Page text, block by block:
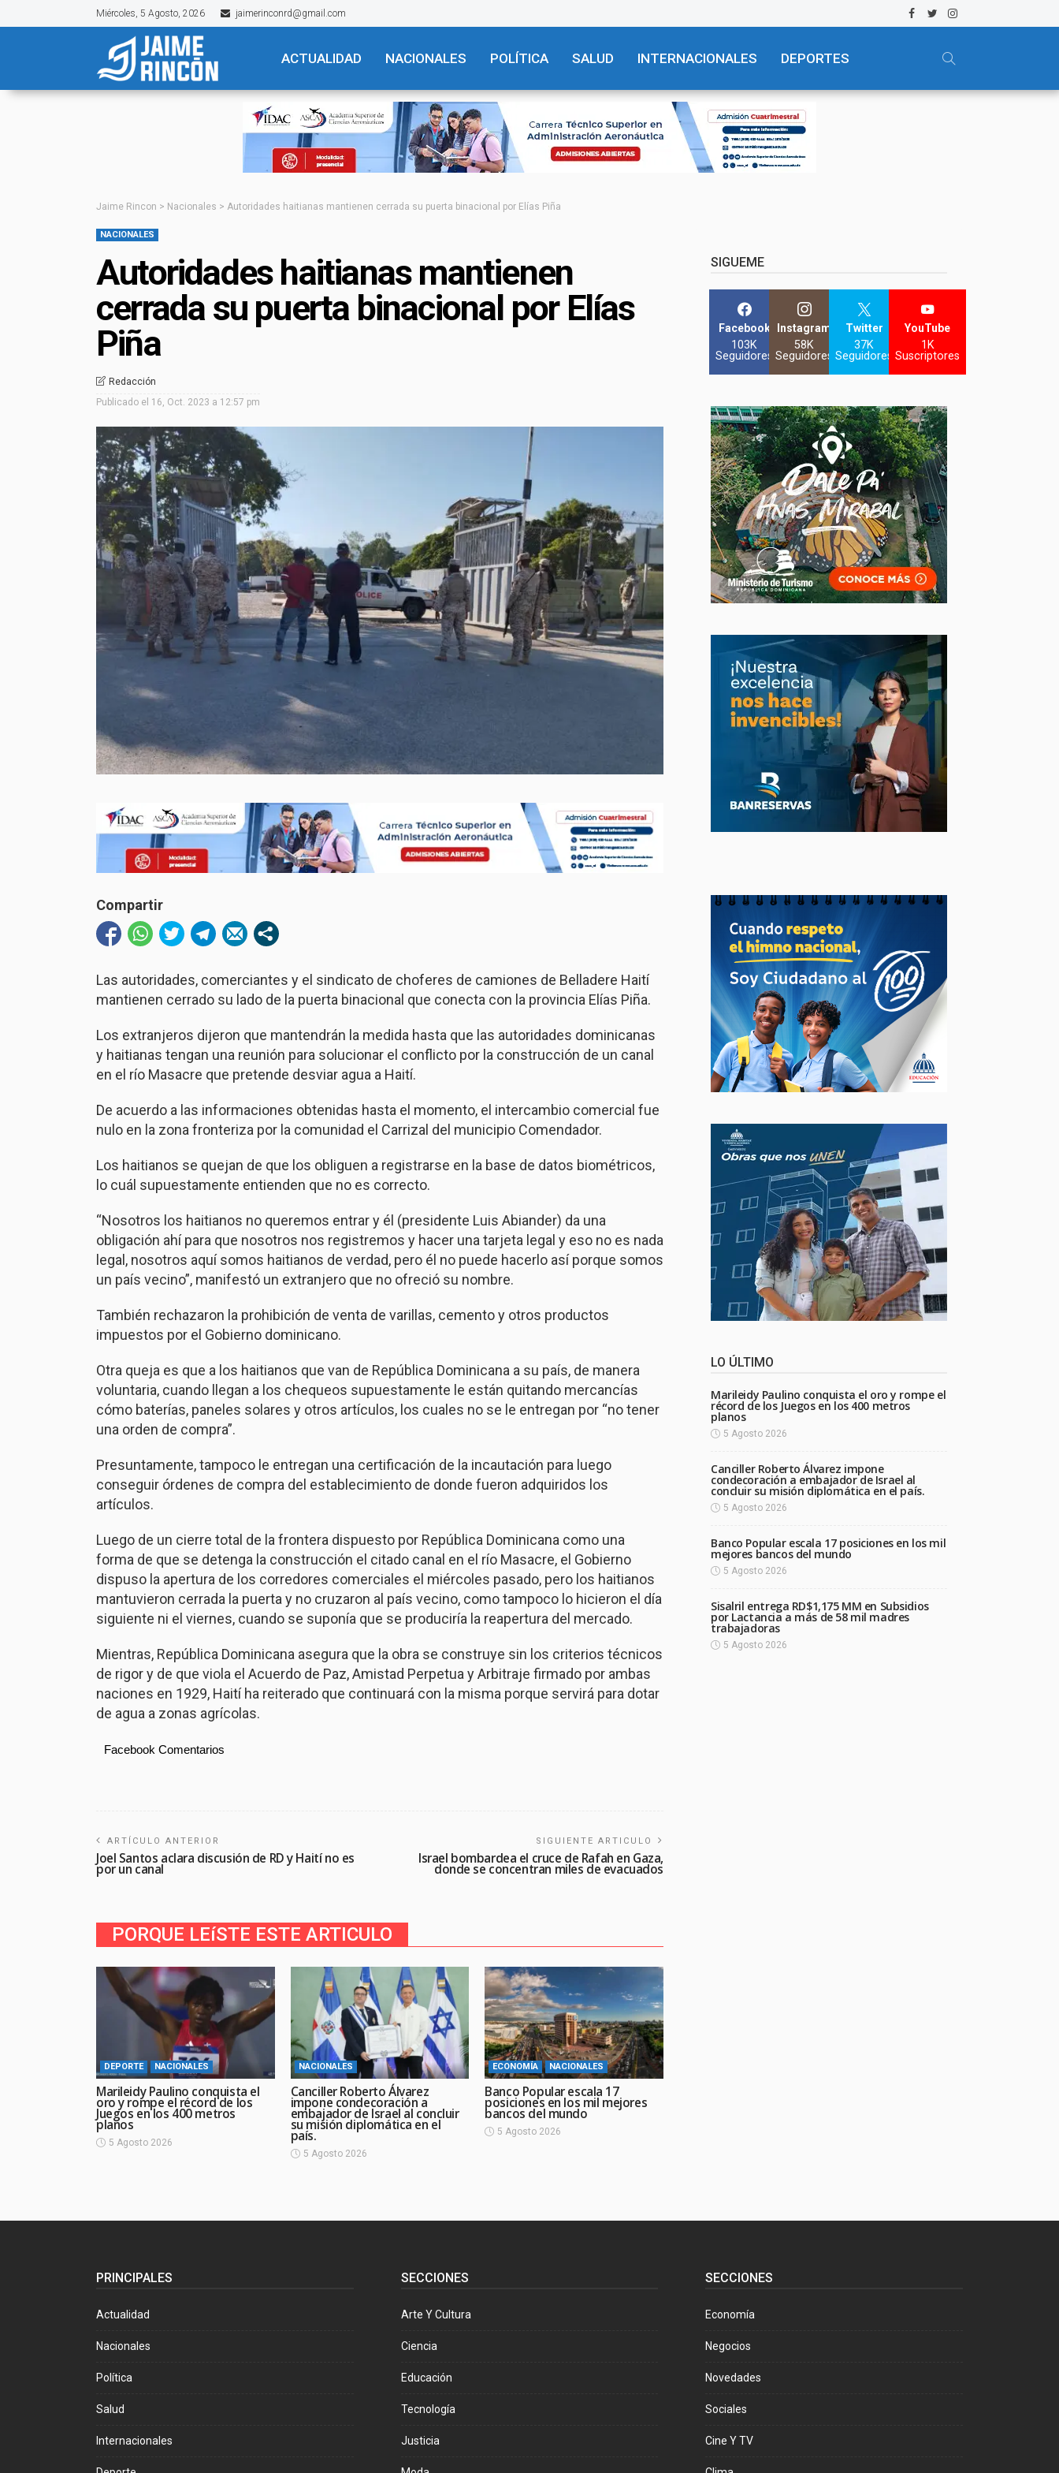
Miércoles, 5 Agosto, 2026 jaimerinconrd@gmail.com
ACTUALIDAD NACIONALES POLÍTICA SALUD INTERNACIONALES DEPORTES
Jaime Rincon > Nacionales > Autoridades haitianas mantienen cerrada su puerta binacional por Elías Piña
NACIONALES
Autoridades haitianas mantienen
cerrada su puerta binacional por Elías
Piña
Redacción
Publicado el 16, Oct. 2023 a 12:57 pm
Compartir
Las autoridades, comerciantes y el sindicato de choferes de camiones de Belladere Haití
mantienen cerrado su lado de la puerta binacional que conecta con la provincia Elías Piña.
Los extranjeros dijeron que mantendrán la medida hasta que las autoridades dominicanas
y haitianas tengan una reunión para solucionar el conflicto por la construcción de un canal
en el río Masacre que pretende desviar agua a Haití.
De acuerdo a las informaciones obtenidas hasta el momento, el intercambio comercial fue
nulo en la zona fronteriza por la comunidad el Carrizal del municipio Comendador.
Los haitianos se quejan de que los obliguen a registrarse en la base de datos biométricos,
lo cuál supuestamente entienden que no es correcto.
“Nosotros los haitianos no queremos entrar y él (presidente Luis Abiander) da una
obligación ahí para que nosotros nos registremos y hacer una tarjeta legal y eso no es nada
legal, nosotros aquí somos haitianos de verdad, pero él no puede hacerlo así porque somos
un país vecino”, manifestó un extranjero que no ofreció su nombre.
También rechazaron la prohibición de venta de varillas, cemento y otros productos
impuestos por el Gobierno dominicano.
Otra queja es que a los haitianos que van de República Dominicana a su país, de manera
voluntaria, cuando llegan a los chequeos supuestamente le están quitando mercancías
cómo baterías, paneles solares y otros artículos, los cuales no se le entregan por “no tener
una orden de compra”.
Presuntamente, tampoco le entregan una certificación de la incautación para luego
conseguir órdenes de compra del establecimiento de donde fueron adquiridos los
artículos.
Luego de un cierre total de la frontera dispuesto por República Dominicana como una
forma de que se detenga la construcción el citado canal en el río Masacre, el Gobierno
dispuso la apertura de los corredores comerciales el miércoles pasado, pero los haitianos
mantuvieron cerrada la puerta y no cruzaron al país vecino, como tampoco lo hicieron el día
siguiente ni el viernes, cuando se suponía que se produciría la reapertura del mercado.
Mientras, República Dominicana asegura que la obra se construye sin los criterios técnicos
de rigor y de que viola el Acuerdo de Paz, Amistad Perpetua y Arbitraje firmado por ambas
naciones en 1929, Haití ha reiterado que continuará con la misma porque servirá para dotar
de agua a zonas agrícolas.
Facebook Comentarios
ARTÍCULO ANTERIOR
Joel Santos aclara discusión de RD y Haití no es
por un canal
SIGUIENTE ARTICULO
Israel bombardea el cruce de Rafah en Gaza,
donde se concentran miles de evacuados
PORQUE LEíSTE ESTE ARTICULO
DEPORTE NACIONALES
Marileidy Paulino conquista el
oro y rompe el récord de los
Juegos en los 400 metros
planos
5 Agosto 2026
NACIONALES
Canciller Roberto Álvarez
impone condecoración a
embajador de Israel al concluir
su misión diplomática en el
país.
5 Agosto 2026
ECONOMÍA NACIONALES
Banco Popular escala 17
posiciones en los mil mejores
bancos del mundo
5 Agosto 2026
SIGUEME
Facebook
103K
Seguidores
Instagram
58K
Seguidores
Twitter
37K
Seguidores
YouTube
1K
Suscriptores
LO ÚLTIMO
Marileidy Paulino conquista el oro y rompe el
récord de los Juegos en los 400 metros
planos
5 Agosto 2026
Canciller Roberto Álvarez impone
condecoración a embajador de Israel al
concluir su misión diplomática en el país.
5 Agosto 2026
Banco Popular escala 17 posiciones en los mil
mejores bancos del mundo
5 Agosto 2026
Sisalril entrega RD$1,175 MM en Subsidios
por Lactancia a más de 58 mil madres
trabajadoras
5 Agosto 2026
PRINCIPALES
Actualidad
Nacionales
Política
Salud
Internacionales
SECCIONES
Arte Y Cultura
Ciencia
Educación
Tecnología
Justicia
SECCIONES
Economía
Negocios
Novedades
Sociales
Cine Y TV